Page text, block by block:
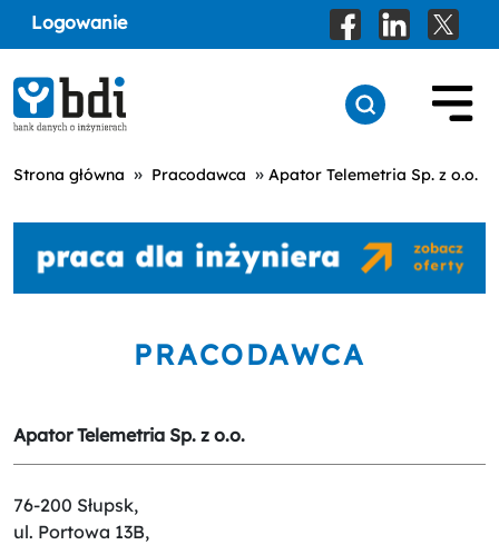
Logowanie
Strona główna » Pracodawca » Apator Telemetria Sp. z o.o.
PRACODAWCA
Apator Telemetria Sp. z o.o.
76-200 Słupsk,
ul. Portowa 13B,